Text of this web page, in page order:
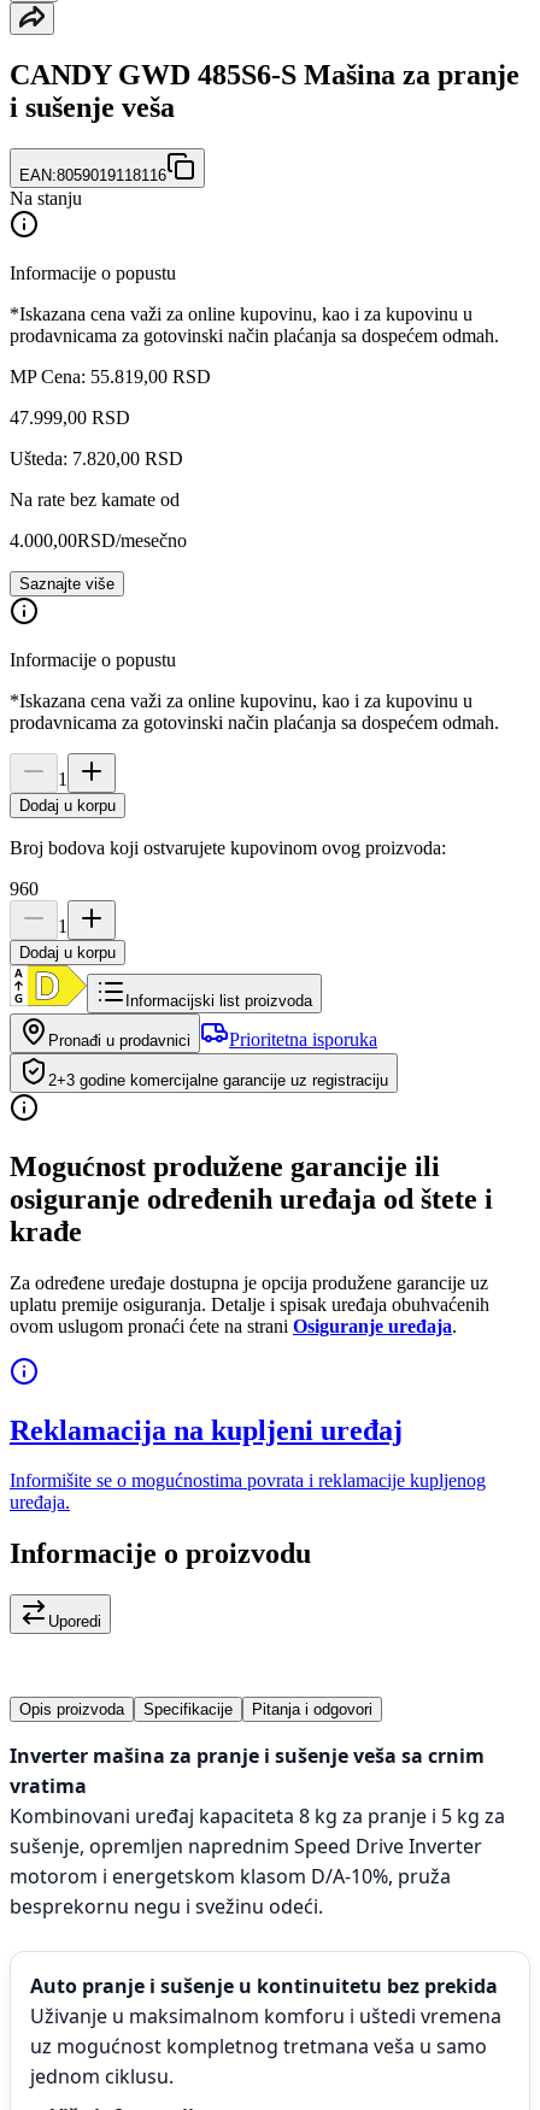
CANDY GWD 485S6-S Mašina za pranje
i sušenje veša
EAN:8059019118116
Na stanju
Informacije o popustu
*Iskazana cena važi za online kupovinu, kao i za kupovinu u
prodavnicama za gotovinski način plaćanja sa dospećem odmah.
MP Cena: 55.819,00 RSD
47.999,00 RSD
Ušteda: 7.820,00 RSD
Na rate bez kamate od
4.000,00RSD/mesečno
Saznajte više
Informacije o popustu
*Iskazana cena važi za online kupovinu, kao i za kupovinu u
prodavnicama za gotovinski način plaćanja sa dospećem odmah.
1
Dodaj u korpu
Broj bodova koji ostvarujete kupovinom ovog proizvoda:
960
1
Dodaj u korpu
Informacijski list proizvoda
Pronađi u prodavnici Prioritetna isporuka
2+3 godine komercijalne garancije uz registraciju
Mogućnost produžene garancije ili
osiguranje određenih uređaja od štete i
krađe
Za određene uređaje dostupna je opcija produžene garancije uz
uplatu premije osiguranja. Detalje i spisak uređaja obuhvaćenih
ovom uslugom pronaći ćete na strani Osiguranje uređaja.
Reklamacija na kupljeni uređaj
Informišite se o mogućnostima povrata i reklamacije kupljenog
uređaja.
Informacije o proizvodu
Uporedi
Opis proizvoda Specifikacije Pitanja i odgovori
Inverter mašina za pranje i sušenje veša sa crnim
vratima
Kombinovani uređaj kapaciteta 8 kg za pranje i 5 kg za
sušenje, opremljen naprednim Speed Drive Inverter
motorom i energetskom klasom D/A-10%, pruža
besprekornu negu i svežinu odeći.
Auto pranje i sušenje u kontinuitetu bez prekida
Uživanje u maksimalnom komforu i uštedi vremena
uz mogućnost kompletnog tretmana veša u samo
jednom ciklusu.